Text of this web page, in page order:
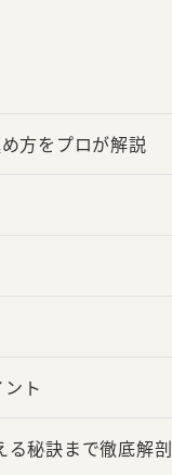
方をプロが解説
ト
秘訣まで徹底解剖